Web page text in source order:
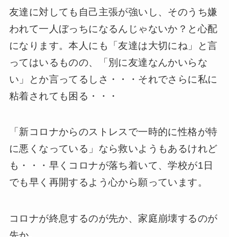
友達に対しても自己主張が強いし、そのうち嫌
われて一人ぼっちになるんじゃないか？と心配
になります。本人にも「友達は大切にね」と言
ってはいるものの、「別に友達なんかいらな
い」とか言ってるしさ・・・それでさらに私に
粘着されても困る・・・
「新コロナからのストレスで一時的に性格が特
に悪くなっている」なら救いようもあるけれど
も・・・早くコロナが落ち着いて、学校が1日
でも早く再開するよう心から願っています。
コロナが終息するのが先か、家庭崩壊するのが